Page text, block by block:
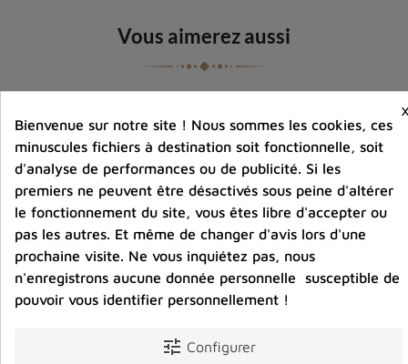
Vous aimerez aussi
Bienvenue sur notre site ! Nous sommes les cookies, ces
minuscules fichiers à destination soit fonctionnelle, soit
d'analyse de performances ou de publicité. Si les
premiers ne peuvent être désactivés sous peine d'altérer
le fonctionnement du site, vous êtes libre d'accepter ou
pas les autres. Et même de changer d'avis lors d'une
prochaine visite. Ne vous inquiétez pas, nous
n'enregistrons aucune donnée personnelle susceptible de
pouvoir vous identifier personnellement !
tune Configurer